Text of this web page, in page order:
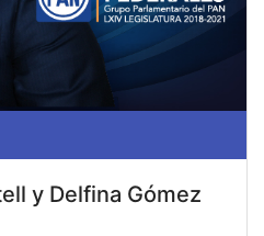
y Delfina Gómez